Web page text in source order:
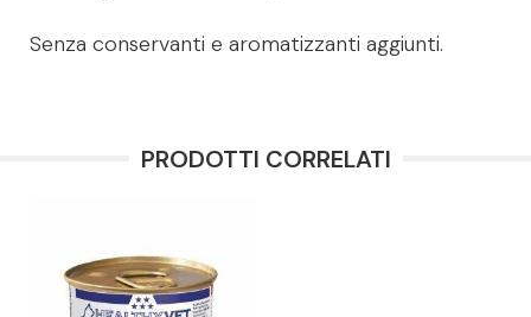
Senza conservanti e aromatizzanti aggiunti.
PRODOTTI CORRELATI